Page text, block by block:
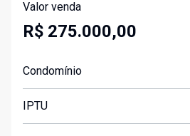
Valor venda
R$ 275.000,00
Condomínio
IPTU